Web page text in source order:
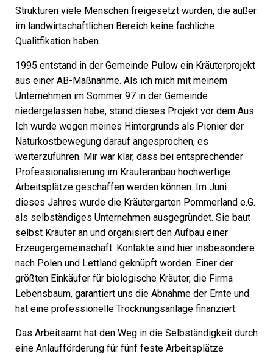
Strukturen viele Menschen freigesetzt wurden, die außer
im landwirtschaftlichen Bereich keine fachliche
Qualitfikation haben.
1995 entstand in der Gemeinde Pulow ein Kräuterprojekt
aus einer AB-Maßnahme. Als ich mich mit meinem
Unternehmen im Sommer 97 in der Gemeinde
niedergelassen habe, stand dieses Projekt vor dem Aus.
Ich wurde wegen meines Hintergrunds als Pionier der
Naturkostbewegung darauf angesprochen, es
weiterzuführen. Mir war klar, dass bei entsprechender
Professionalisierung im Kräuteranbau hochwertige
Arbeitsplätze geschaffen werden können. Im Juni
dieses Jahres wurde die Kräutergarten Pommerland e.G.
als selbständiges Unternehmen ausgegründet. Sie baut
selbst Kräuter an und organisiert den Aufbau einer
Erzeugergemeinschaft. Kontakte sind hier insbesondere
nach Polen und Lettland geknüpft worden. Einer der
größten Einkäufer für biologische Kräuter, die Firma
Lebensbaum, garantiert uns die Abnahme der Ernte und
hat eine professionelle Trocknungsanlage finanziert.
Das Arbeitsamt hat den Weg in die Selbständigkeit durch
eine Anlaufförderung für fünf feste Arbeitsplätze